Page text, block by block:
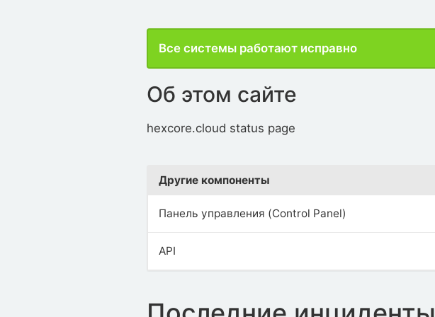
Все системы работают исправно
Об этом сайте
hexcore.cloud status page
Другие компоненты
Панель управления (Control Panel)
API